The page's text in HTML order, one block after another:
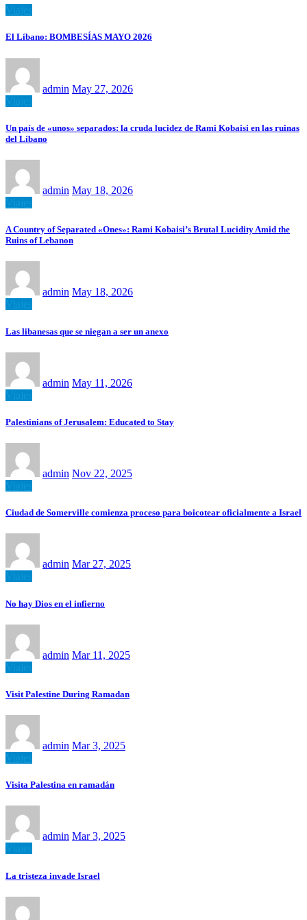
El Líbano: BOMBESÍAS MAYO 2026
admin May 27, 2026
Un país de «unos» separados: la cruda lucidez de Rami Kobaisi en las ruinas
del Líbano
admin May 18, 2026
A Country of Separated «Ones»: Rami Kobaisi’s Brutal Lucidity Amid the
Ruins of Lebanon
admin May 18, 2026
Las libanesas que se niegan a ser un anexo
admin May 11, 2026
Palestinians of Jerusalem: Educated to Stay
admin Nov 22, 2025
Ciudad de Somerville comienza proceso para boicotear oficialmente a Israel
admin Mar 27, 2025
No hay Dios en el infierno
admin Mar 11, 2025
Visit Palestine During Ramadan
admin Mar 3, 2025
Visita Palestina en ramadán
admin Mar 3, 2025
La tristeza invade Israel